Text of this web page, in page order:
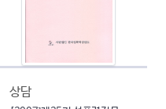
상담